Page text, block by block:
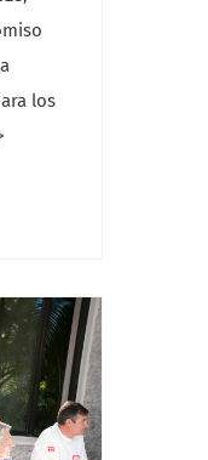
los